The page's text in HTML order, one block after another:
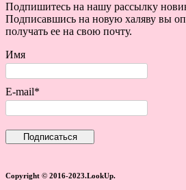
Подпишитесь на нашу рассылку
Подписавшись на новую халяву вы
получать ее на свою почту.
Имя
E-mail*
Copyright © 2016-2023.LookUp.